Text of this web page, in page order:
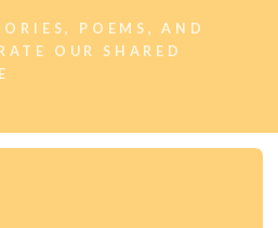
POEMS, AND
OUR SHARED